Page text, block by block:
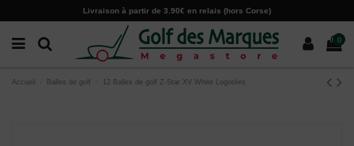
Livraison à partir de 3.90€ en relais (hors Corse)
0
Accueil Balles de golf 12 Balles de golf Z-Star XV White Logotées
Paramètres des cookies